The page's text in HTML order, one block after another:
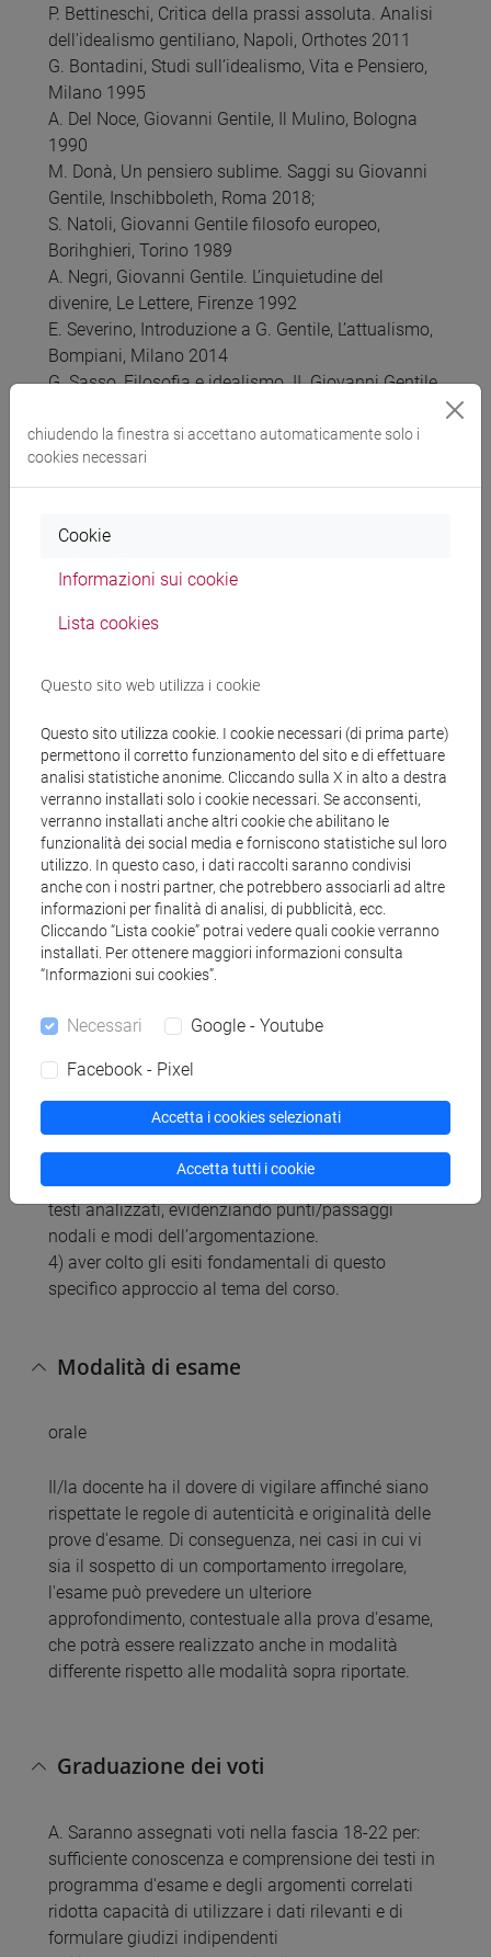
P. Bettineschi, Critica della prassi assoluta. Analisi
dell'idealismo gentiliano, Napoli, Orthotes 2011
G. Bontadini, Studi sull’idealismo, Vita e Pensiero,
Milano 1995
A. Del Noce, Giovanni Gentile, Il Mulino, Bologna
1990
M. Donà, Un pensiero sublime. Saggi su Giovanni
Gentile, Inschibboleth, Roma 2018;
S. Natoli, Giovanni Gentile filosofo europeo,
Borihghieri, Torino 1989
A. Negri, Giovanni Gentile. L’inquietudine del
divenire, Le Lettere, Firenze 1992
E. Severino, Introduzione a G. Gentile, L’attualismo,
Bompiani, Milano 2014
G. Sasso, Filosofia e idealismo. II. Giovanni Gentile,
G. Sasso, La potenza e l’atto. Due saggi su
Giovanni Gentile, La Nuova Italia, Firenze 1998
D. Spanio, Gentile, Carocci, Roma 2011;
Salerno 2018
M. Visentin, Il neoparmenidismo italiano. I. Le
premesse storiche e filosofiche: Croce e Gentile,
Bibliopolis, Napoli 2005
ampliata, Inschibboleth, Roma 2018)
M. Ciliberto (a cura di), Croce e Gentile. La cultura
italiana e l'Europa, Istituto della Enciclopedia
Italiana, Roma 2016 (anche online:
https://www.treccani.it/enciclopedia/elenco-
opere/Croce_e_Gentile/)
Modalità di verifica dell'apprendimento
Per l’esame, lo studente dovrà dimostrare di:
di vista storico-filosofico;
2) conoscere la terminologia, i concetti
fondamentali e i riferimenti teorici dei testi esplorati
dal corso;
3) saper ricostruire analiticamente l’andamento dei
testi analizzati, evidenziando punti/passaggi
nodali e modi dell’argomentazione.
4) aver colto gli esiti fondamentali di questo
specifico approccio al tema del corso.
Modalità di esame
orale
Il/la docente ha il dovere di vigilare affinché siano
rispettate le regole di autenticità e originalità delle
prove d'esame. Di conseguenza, nei casi in cui vi
sia il sospetto di un comportamento irregolare,
l'esame può prevedere un ulteriore
approfondimento, contestuale alla prova d'esame,
che potrà essere realizzato anche in modalità
differente rispetto alle modalità sopra riportate.
Graduazione dei voti
A. Saranno assegnati voti nella fascia 18-22 per:
sufficiente conoscenza e comprensione dei testi in
programma d'esame e degli argomenti correlati
ridotta capacità di utilizzare i dati rilevanti e di
formulare giudizi indipendenti
chiudendo la finestra si accettano automaticamente solo i
cookies necessari
Cookie
Informazioni sui cookie
Lista cookies
Questo sito web utilizza i cookie
Questo sito utilizza cookie. I cookie necessari (di prima parte)
permettono il corretto funzionamento del sito e di effettuare
analisi statistiche anonime. Cliccando sulla X in alto a destra
verranno installati solo i cookie necessari. Se acconsenti,
verranno installati anche altri cookie che abilitano le
funzionalità dei social media e forniscono statistiche sul loro
utilizzo. In questo caso, i dati raccolti saranno condivisi
anche con i nostri partner, che potrebbero associarli ad altre
informazioni per finalità di analisi, di pubblicità, ecc.
Cliccando “Lista cookie” potrai vedere quali cookie verranno
installati. Per ottenere maggiori informazioni consulta
“Informazioni sui cookies”.
Necessari Google - Youtube
Facebook - Pixel
Accetta i cookies selezionati
Accetta tutti i cookie